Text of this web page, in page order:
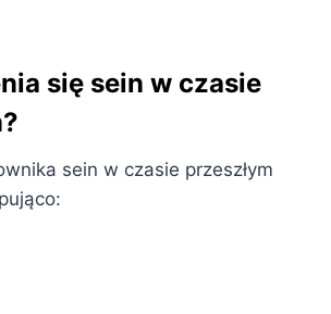
się sein w czasie
sein w czasie przeszłym